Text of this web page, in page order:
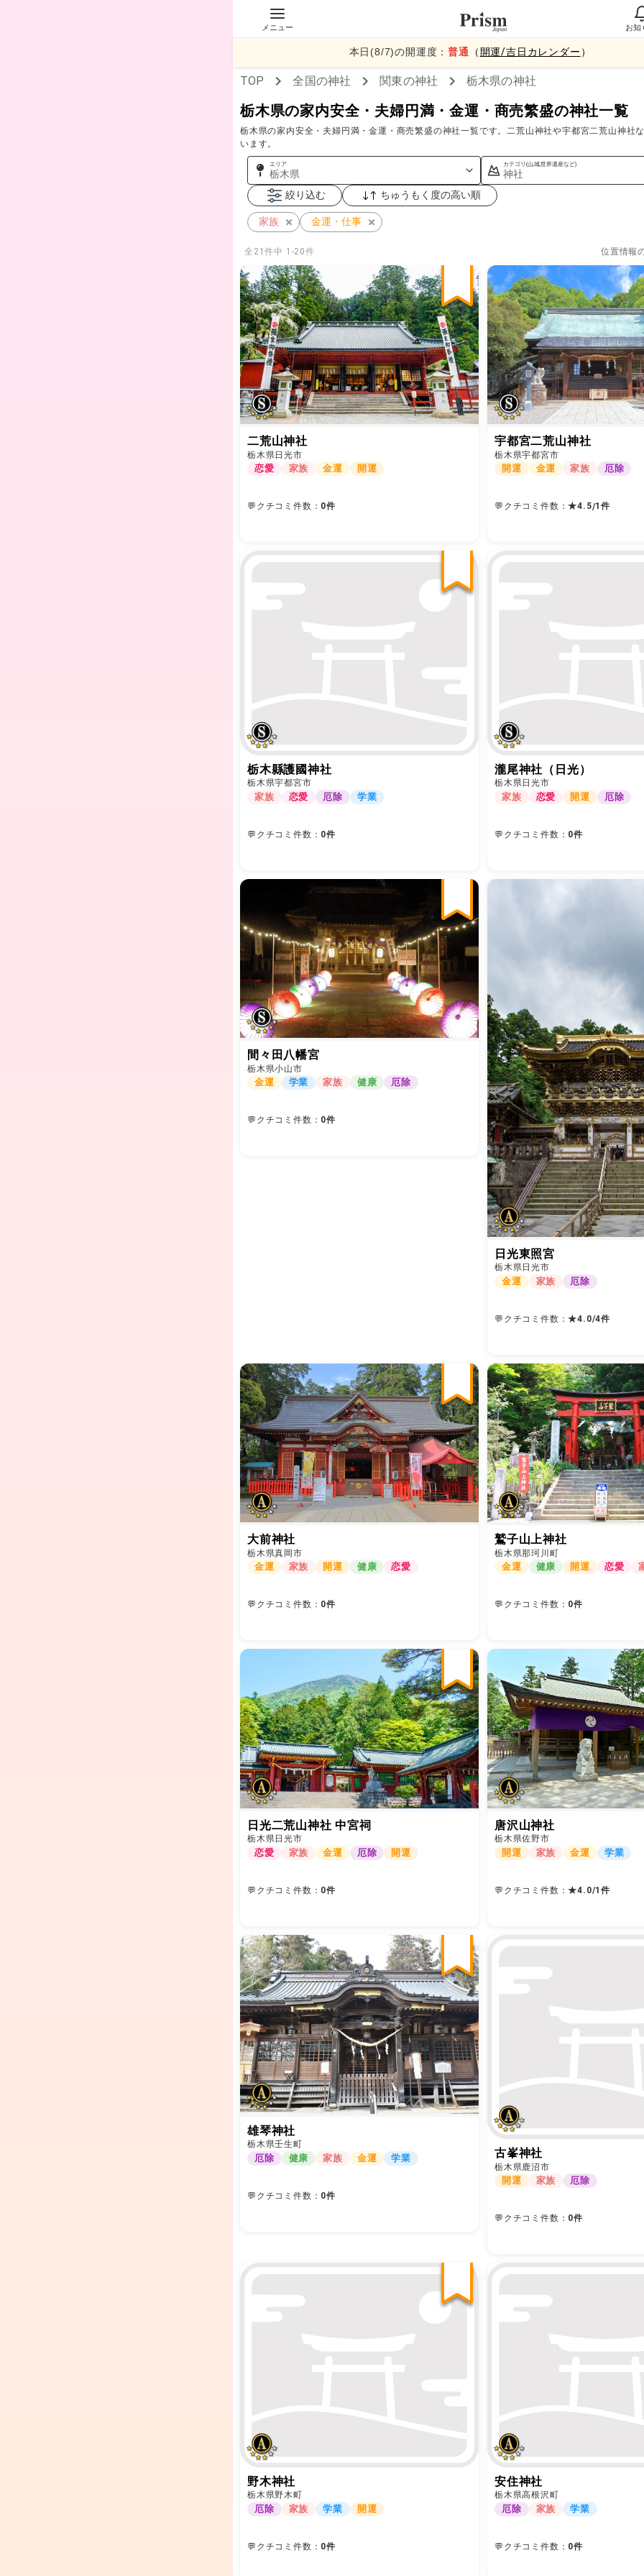
メニュー お
本日(8/7)の開運度：普通 （ 開運/吉日カレンダー ）
TOP 全国の神社 関東の神社 栃木県の神社
栃木県の家内安全・夫婦円満・金運・商売繁盛の神社一覧
栃木県の家内安全・夫婦円満・金運・商売繁盛の神社一覧です。二荒山神社や宇都宮二荒山神社
います。
エリア
栃木県
カテゴリ(山,城,世界遺産など)
神社
絞り込む
ちゅうもく度の高い順
家族 金運・仕事
全 21件中 1-20件 位置情報
二荒山神社
栃木県日光市
恋愛 家族 金運 開運
💬クチコミ件数： 0件
宇都宮二荒山神社
栃木県宇都宮市
開運 金運 家族 厄除
💬クチコミ件数：★4.5/1件
栃木縣護國神社
栃木県宇都宮市
家族 恋愛 厄除 学業
💬クチコミ件数： 0件
瀧尾神社（日光）
栃木県日光市
家族 恋愛 開運 厄除
💬クチコミ件数： 0件
間々田八幡宮
栃木県小山市
金運 学業 家族 健康 厄除
💬クチコミ件数： 0件
日光東照宮
栃木県日光市
金運 家族 厄除
💬クチコミ件数：★4.0/4件
大前神社
栃木県真岡市
金運 家族 開運 健康 恋愛
💬クチコミ件数： 0件
鷲子山上神社
栃木県那珂川町
金運 健康 開運 恋愛
💬クチコミ件数： 0件
日光二荒山神社 中宮祠
栃木県日光市
恋愛 家族 金運 厄除 開運
💬クチコミ件数： 0件
唐沢山神社
栃木県佐野市
開運 家族 金運 学業
💬クチコミ件数：★4.0/1件
雄琴神社
栃木県壬生町
厄除 健康 家族 金運 学業
💬クチコミ件数： 0件
古峯神社
栃木県鹿沼市
開運 家族 厄除
💬クチコミ件数： 0件
野木神社
栃木県野木町
厄除 家族 学業 開運
💬クチコミ件数： 0件
安住神社
栃木県高根沢町
厄除 家族 学業
💬クチコミ件数： 0件